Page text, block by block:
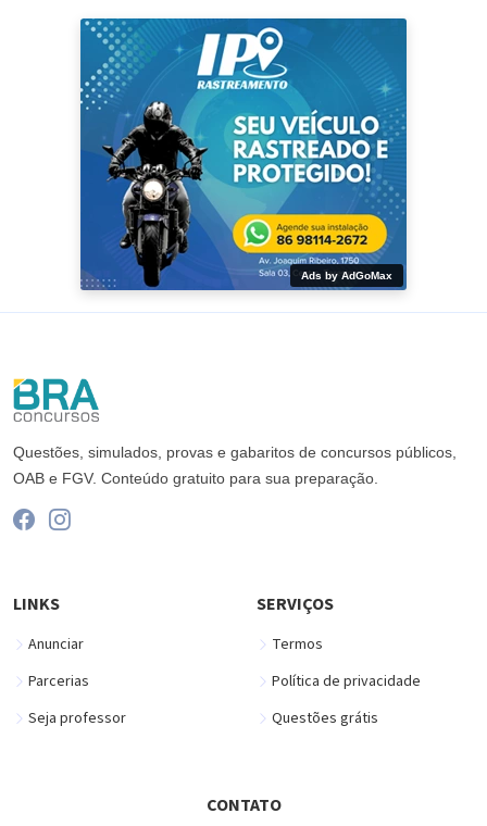
Ads by AdGoMax
Questões, simulados, provas e gabaritos de concursos públicos,
OAB e FGV. Conteúdo gratuito para sua preparação.
LINKS
Anunciar
Parcerias
Seja professor
SERVIÇOS
Termos
Política de privacidade
Questões grátis
CONTATO